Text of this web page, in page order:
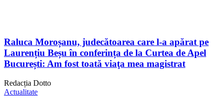
Raluca Moroșanu, judecătoarea care l-a apărat pe
Laurențiu Beșu în conferința de la Curtea de Apel
București: Am fost toată viaţa mea magistrat
Redacția Dotto
Actualitate